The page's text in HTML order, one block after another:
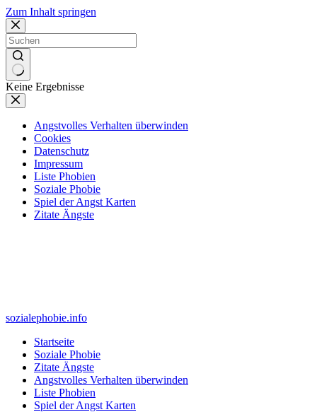
Zum Inhalt springen
Keine Ergebnisse
Angstvolles Verhalten überwinden
Cookies
Datenschutz
Impressum
Liste Phobien
Soziale Phobie
Spiel der Angst Karten
Zitate Ängste
sozialephobie.info
Startseite
Soziale Phobie
Zitate Ängste
Angstvolles Verhalten überwinden
Liste Phobien
Spiel der Angst Karten